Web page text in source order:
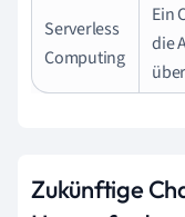
Serverless
Computing
Ein
die
Zukünftige